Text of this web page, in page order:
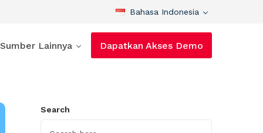
Bahasa Indonesia
Sumber Lainnya Dapatkan Akses Demo
Search